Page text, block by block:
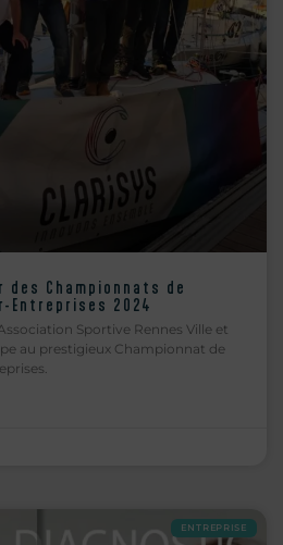
des Championnats de
Entreprises 2024
Sportive Rennes Ville et
au prestigieux Championnat de
ENTREPRISE